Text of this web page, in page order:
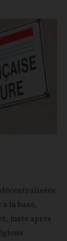
la base,
juste après